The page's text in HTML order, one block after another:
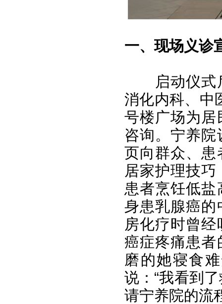
一、现场义诊
启动仪
消化内科、中
号楼广场为居
咨询。宁养
页向群众、患
居家护理技
患者烹饪低
身患乳腺癌的
房化疗时曾
癌症疼痛患者
磨的她寝食
说：“我看到
请宁养院的流